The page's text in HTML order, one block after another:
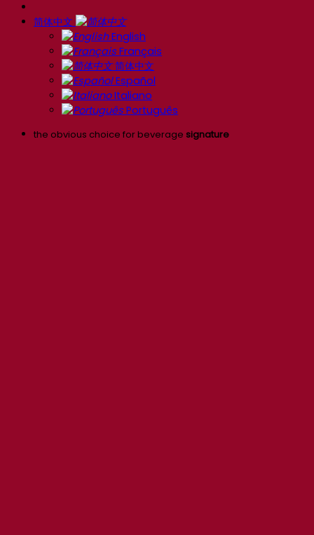
简体中文
English
Français
简体中文
Español
Italiano
Português
the obvious choice for beverage signature